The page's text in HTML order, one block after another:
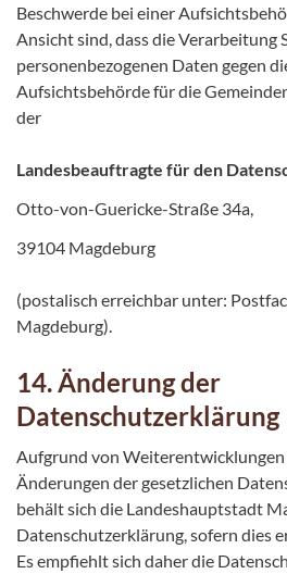
Beschwerde bei einer
Ansicht sind, dass die Verarbeitung
personenbezogenen Daten gegen
Aufsichtsbehörde für die
der
Landesbeauftragte für den
Otto-von-Guericke-Straße 34a,
39104 Magdeburg
(postalisch erreichbar unter:
Magdeburg).
14. Änderung der
Datenschutzerklärung
Aufgrund von
Änderungen der gesetzlichen
behält sich die Landeshauptstadt
Datenschutzerklärung, sofern dies
Es empfiehlt sich daher die